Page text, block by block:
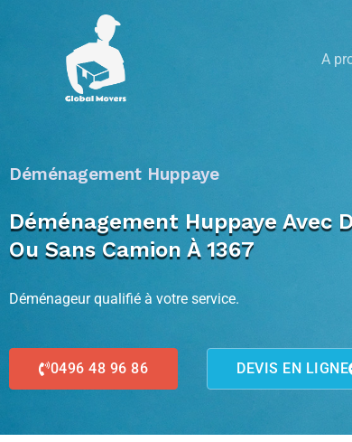
A
Déménagement Huppaye
Déménagement Huppaye Avec
Ou Sans Camion À 1367
Déménageur qualifié à votre service.
0496 48 96 86 DEVIS EN LIGNE